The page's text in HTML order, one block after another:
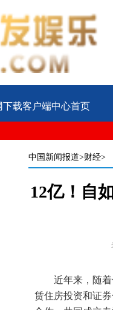
载客户端中心首页
中国新闻报道>财经>
12亿！自
近年来，随
赁住房投资和证